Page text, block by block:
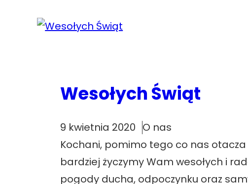
Wesołych Świąt
9 kwietnia 2020 O nas
Kochani, pomimo tego co nas
bardziej życzymy Wam wesołych i
pogody ducha, odpoczynku oraz